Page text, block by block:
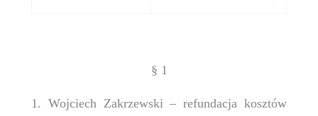
§ 1
1. Wojciech Zakrzewski – refundacja kosztów